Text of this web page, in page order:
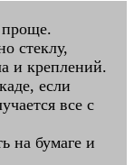
проще.
стеклу,
и креплений.
если
все с
на бумаге и